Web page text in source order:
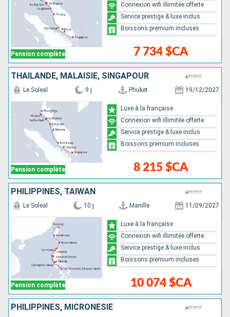
Pension complète 7 734 $CA
Connexion wifi illimitée offerte
Service prestige & luxe inclus
Boissons premium incluses
THAÏLANDE, MALAISIE, SINGAPOUR
Pension complète
Le Soleal 9 j Phuket 19/12/2027
8 215 $CA
Luxe à la française
Connexion wifi illimitée offerte
Service prestige & luxe inclus
Boissons premium incluses
PHILIPPINES, TAÏWAN
Pension complète
Le Soleal 10 j Manille 11/09/2027
10 074 $CA
Luxe à la française
Connexion wifi illimitée offerte
Service prestige & luxe inclus
Boissons premium incluses
PHILIPPINES, MICRONÉSIE